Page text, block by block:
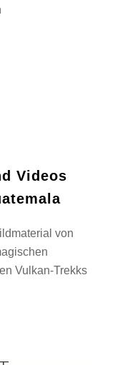
Videos
von
Vulkan-Trekks